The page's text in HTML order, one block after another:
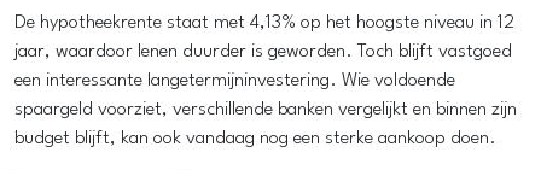
De hypotheekrente staat met 4,13% op het hoogste niveau in 12
jaar, waardoor lenen duurder is geworden. Toch blijft vastgoed
een interessante langetermijninvestering. Wie voldoende
spaargeld voorziet, verschillende banken vergelijkt en binnen zijn
budget blijft, kan ook vandaag nog een sterke aankoop doen.